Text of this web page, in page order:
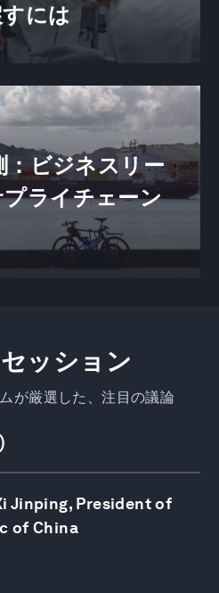
には
：ビジネスリー
ライチェーン
ッション
が厳選した、注目の議論
Jinping, President of
of China